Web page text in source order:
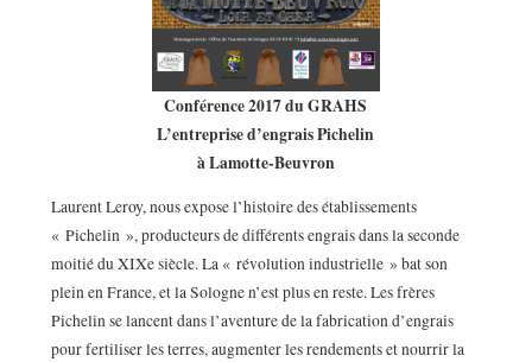
Conférence 2017 du GRAHS
L’entreprise d’engrais Pichelin
à Lamotte-Beuvron
Laurent Leroy, nous expose l’histoire des établissements
« Pichelin », producteurs de différents engrais dans la seconde
moitié du XIXe siècle. La « révolution industrielle » bat son
plein en France, et la Sologne n’est plus en reste. Les frères
Pichelin se lancent dans l’aventure de la fabrication d’engrais
pour fertiliser les terres, augmenter les rendements et nourrir la